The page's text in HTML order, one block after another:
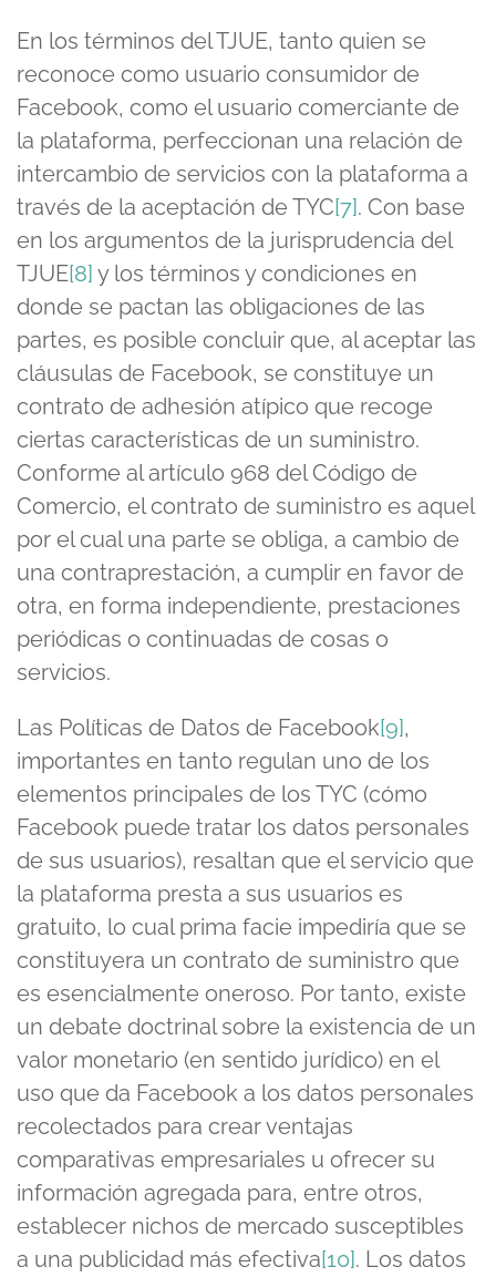
En los términos del TJUE, tanto quien se
reconoce como usuario consumidor de
Facebook, como el usuario comerciante de
la plataforma, perfeccionan una relación de
intercambio de servicios con la plataforma a
través de la aceptación de TYC[7]. Con base
en los argumentos de la jurisprudencia del
TJUE[8] y los términos y condiciones en
donde se pactan las obligaciones de las
partes, es posible concluir que, al aceptar las
cláusulas de Facebook, se constituye un
contrato de adhesión atípico que recoge
ciertas características de un suministro.
Conforme al artículo 968 del Código de
Comercio, el contrato de suministro es aquel
por el cual una parte se obliga, a cambio de
una contraprestación, a cumplir en favor de
otra, en forma independiente, prestaciones
periódicas o continuadas de cosas o
servicios.
Las Políticas de Datos de Facebook[9],
importantes en tanto regulan uno de los
elementos principales de los TYC (cómo
Facebook puede tratar los datos personales
de sus usuarios), resaltan que el servicio que
la plataforma presta a sus usuarios es
gratuito, lo cual prima facie impediría que se
constituyera un contrato de suministro que
es esencialmente oneroso. Por tanto, existe
un debate doctrinal sobre la existencia de un
valor monetario (en sentido jurídico) en el
uso que da Facebook a los datos personales
recolectados para crear ventajas
comparativas empresariales u ofrecer su
información agregada para, entre otros,
establecer nichos de mercado susceptibles
a una publicidad más efectiva[10]. Los datos